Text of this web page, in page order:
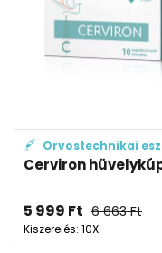
Orvostechnikai
Cerviron
5 999 Ft 6 663Ft
Kiszerelés: 10X